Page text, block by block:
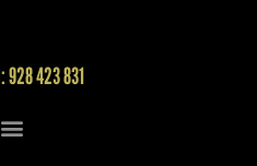
928 423 831